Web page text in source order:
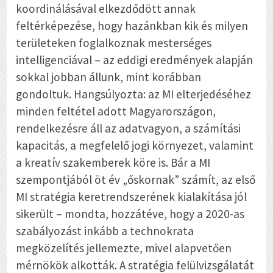
koordinálásával elkezdődött annak
feltérképezése, hogy hazánkban kik és milyen
területeken foglalkoznak mesterséges
intelligenciával – az eddigi eredmények alapján
sokkal jobban állunk, mint korábban
gondoltuk. Hangsúlyozta: az MI elterjedéséhez
minden feltétel adott Magyarországon,
rendelkezésre áll az adatvagyon, a számítási
kapacitás, a megfelelő jogi környezet, valamint
a kreatív szakemberek köre is. Bár a MI
szempontjából öt év „őskornak” számít, az első
MI stratégia keretrendszerének kialakítása jól
sikerült – mondta, hozzátéve, hogy a 2020-as
szabályozást inkább a technokrata
megközelítés jellemezte, mivel alapvetően
mérnökök alkották. A stratégia felülvizsgálatát